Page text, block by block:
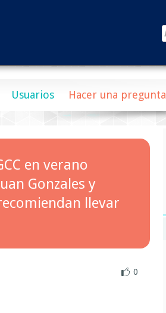
Usuarios Hacer una pregunta
en verano
Gonzales y
llevar
0